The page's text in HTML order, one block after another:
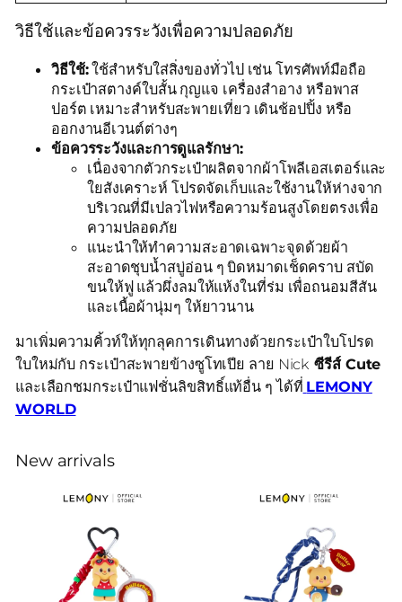
วิธีใช้และข้อควรระวังเพื่อความปลอดภัย
วิธีใช้:ใช้สำหรับใส่สิ่งของทั่วไป เช่น โทรศัพท์มือถือ
กระเป๋าสตางค์ใบสั้น กุญแจ เครื่องสำอาง หรือพาส
ปอร์ต เหมาะสำหรับสะพายเที่ยว เดินช้อปปิ้ง หรือ
ออกงานอีเวนต์ต่างๆ
ข้อควรระวังและการดูแลรักษา:
เนื่องจากตัวกระเป๋าผลิตจากผ้าโพลีเอสเตอร์และ
ใยสังเคราะห์ โปรดจัดเก็บและใช้งานให้ห่างจาก
บริเวณที่มีเปลวไฟหรือความร้อนสูงโดยตรงเพื่อ
ความปลอดภัย
แนะนำให้ทำความสะอาดเฉพาะจุดด้วยผ้า
สะอาดชุบน้ำสบู่อ่อน ๆ บิดหมาดเช็ดคราบ สบัด
ขนให้ฟู แล้วผึ่งลมให้แห้งในที่ร่ม เพื่อถนอมสีสัน
และเนื้อผ้านุ่มๆ ให้ยาวนาน
มาเพิ่มความคิ้วท์ให้ทุกลุคการเดินทางด้วยกระเป๋าใบโปรด
ใบใหม่กับ กระเป๋าสะพายข้างซูโทเปีย ลาย Nick ซีรีส์ Cute
และเลือกชมกระเป๋าแฟชั่นลิขสิทธิ์แท้อื่น ๆ ได้ที่ LEMONY
WORLD
New arrivals